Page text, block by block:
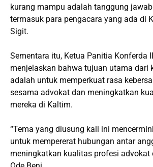
kurang mampu adalah tanggung
termasuk para pengacara yang ada di
Sigit.
Sementara itu, Ketua Panitia Konferda
menjelaskan bahwa tujuan utama dari
adalah untuk memperkuat rasa
sesama advokat dan meningkatkan
mereka di Kaltim.
“Tema yang diusung kali ini
untuk mempererat hubungan antar
meningkatkan kualitas profesi advokat